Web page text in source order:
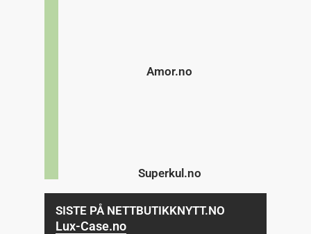
Amor.no
Superkul.no
SISTE PÅ NETTBUTIKKNYTT.NO
Lux-Case.no